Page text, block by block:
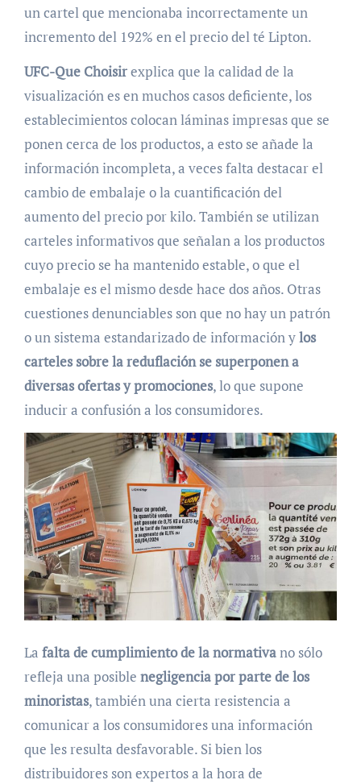
un cartel que mencionaba incorrectamente un
incremento del 192% en el precio del té Lipton.
UFC-Que Choisirexplica que la calidad de la
visualización es en muchos casos deficiente, los
establecimientos colocan láminas impresas que se
ponen cerca de los productos, a esto se añade la
información incompleta, a veces falta destacar el
cambio de embalaje o la cuantificación del
aumento del precio por kilo. También se utilizan
carteles informativos que señalan a los productos
cuyo precio se ha mantenido estable, o que el
embalaje es el mismo desde hace dos años. Otras
cuestiones denunciables son que no hay un patrón
o un sistema estandarizado de información ylos
carteles sobre la reduflación se superponen a
diversas ofertas y promociones, lo que supone
inducir a confusión a los consumidores.
La falta de cumplimiento de la normativano sólo
refleja una posible negligencia por parte de los
minoristas, también una cierta resistencia a
comunicar a los consumidores una información
que les resulta desfavorable. Si bien los
distribuidores son expertos a la hora de